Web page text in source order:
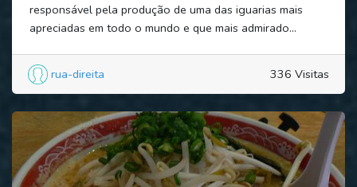
responsável pela produção de uma das iguarias mais
apreciadas em todo o mundo e que mais admirado...
rua-direita 336 Visitas